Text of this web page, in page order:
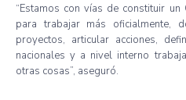
“Estamos convías de constituir un
para trabajar más oficialmente,
proyectos, articular acciones,
nacionales y a nivel interno
otras cosas”, aseguró.